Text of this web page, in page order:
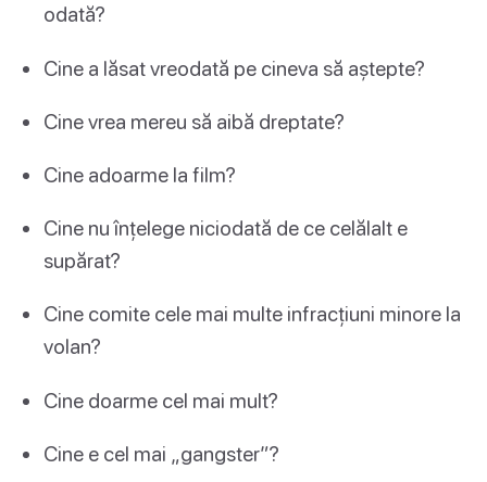
odată?
Cine a lăsat vreodată pe cineva să aștepte?
Cine vrea mereu să aibă dreptate?
Cine adoarme la film?
Cine nu înțelege niciodată de ce celălalt e
supărat?
Cine comite cele mai multe infracțiuni minore la
volan?
Cine doarme cel mai mult?
Cine e cel mai „gangster”?